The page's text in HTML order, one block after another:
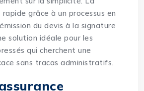
grâce à un processus en
du devis à la signature
solution idéale pour les
qui cherchent une
sans tracas administratifs.